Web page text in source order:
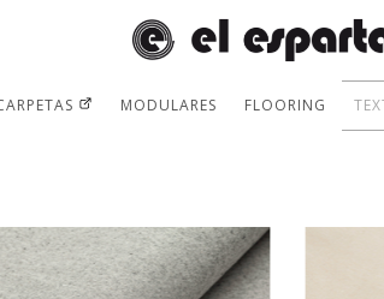
MODULARES FLOORING